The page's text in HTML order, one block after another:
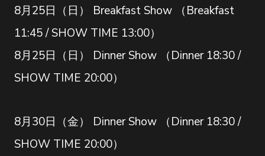
8月25日（日） Breakfast Show （Breakfast
11:45 / SHOW TIME 13:00）
8月25日（日） Dinner Show （Dinner 18:30 /
SHOW TIME 20:00）
8月30日（金） Dinner Show （Dinner 18:30 /
SHOW TIME 20:00）